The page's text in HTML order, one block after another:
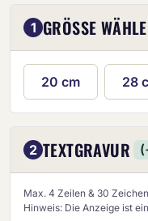
1 GRÖSSE
20 cm 28
2 TEXTGRAVUR
Max. 4 Zeilen & 30
Hinweis: Die Anzeige ist